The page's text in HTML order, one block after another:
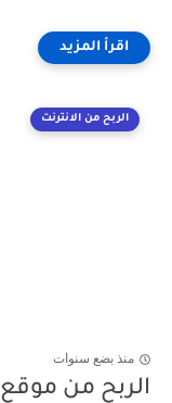
الربح من الانترنت
منذ بضع سنوات
الربح من موقع Swagbucks